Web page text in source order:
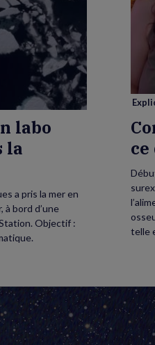
labo
la
a pris la mer en
à bord d’une
Objectif :
telle